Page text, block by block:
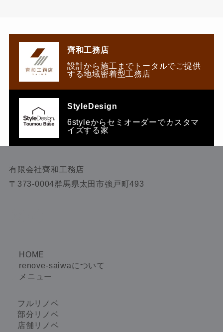
齊和工務店
設計から施工までトータルでご提供
する地域密着型工務店
StyleDesign
6styleからセミオーダーでカスタマ
イズする家
有限会社齊和工務店
〒373-0004群馬県太田市強戸町493
HOME
renove-saiwaについて
メニュー
フルリノベ
部分リノベ
店舗リノベ